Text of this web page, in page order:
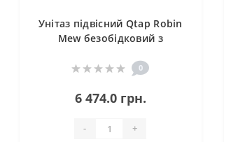
Унітаз підвісний Qtap Robin
Mew безобідковий з
QT1333046EUQW
0
6 474.0 грн.
- +